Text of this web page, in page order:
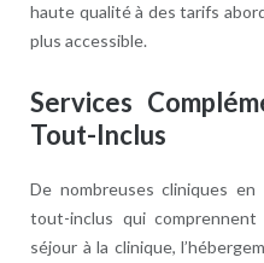
haute qualité à des tarifs
plus accessible.
Services
Tout-Inclus
De nombreuses cliniques
tout-inclus qui
séjour à la clinique,